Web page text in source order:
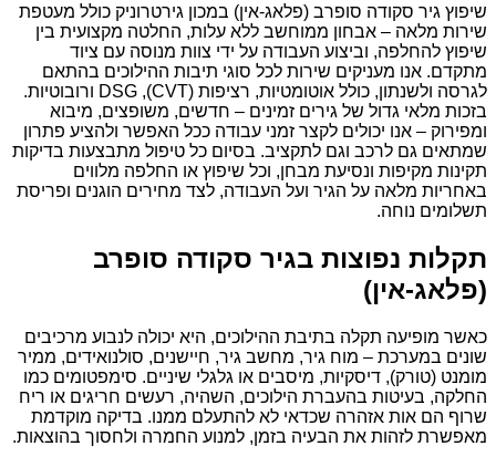
שיפוץ גיר סקודה סופרב (פלאג-אין) במכון גירטרוניק כולל מעטפת
שירות מלאה – אבחון ממוחשב ללא עלות, החלטה מקצועית בין
שיפוץ להחלפה, וביצוע העבודה על ידי צוות מנוסה עם ציוד
מתקדם. אנו מעניקים שירות לכל סוגי תיבות ההילוכים בהתאם
לגרסה ולשנתון, כולל אוטומטיות, רציפות (CVT), DSG ורובוטיות.
בזכות מלאי גדול של גירים זמינים – חדשים, משופצים, מיבוא
ומפירוק – אנו יכולים לקצר זמני עבודה ככל האפשר ולהציע פתרון
שמתאים גם לרכב וגם לתקציב. בסיום כל טיפול מתבצעות בדיקות
תקינות מקיפות ונסיעת מבחן, וכל שיפוץ או החלפה מלווים
באחריות מלאה על הגיר ועל העבודה, לצד מחירים הוגנים ופריסת
תשלומים נוחה.
תקלות נפוצות בגיר סקודה סופרב
(פלאג-אין)
כאשר מופיעה תקלה בתיבת ההילוכים, היא יכולה לנבוע מרכיבים
שונים במערכת – מוח גיר, מחשב גיר, חיישנים, סולנואידים, ממיר
מומנט (טורק), דיסקיות, מיסבים או גלגלי שיניים. סימפטומים כמו
החלקה, בעיטות בהעברת הילוכים, השהיה, רעשים חריגים או ריח
שרוף הם אות אזהרה שכדאי לא להתעלם ממנו. בדיקה מוקדמת
מאפשרת לזהות את הבעיה בזמן, למנוע החמרה ולחסוך בהוצאות.